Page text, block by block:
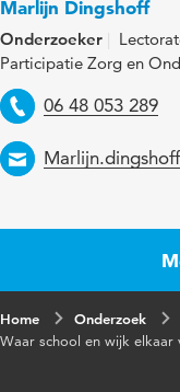
Marlijn Dingshoff
Onderzoeker
Participatie Zorg en
Telefoon
06 48 053 289
Email
Home Onderzoek
Waar school en wijk elkaar